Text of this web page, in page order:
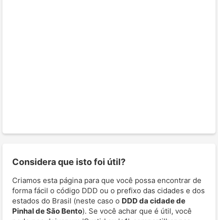
Considera que isto foi útil?
Criamos esta página para que você possa encontrar de
forma fácil o código DDD ou o prefixo das cidades e dos
estados do Brasil (neste caso o DDD da cidade de
Pinhal de São Bento). Se você achar que é útil, você